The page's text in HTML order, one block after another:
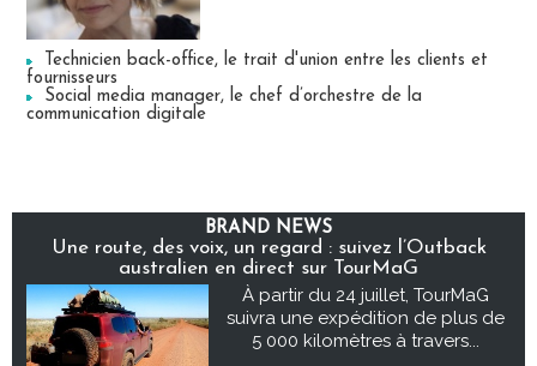
Technicien back-office, le trait d'union entre les clients et
fournisseurs
Social media manager, le chef d’orchestre de la
communication digitale
BRAND NEWS
Une route, des voix, un regard : suivez l’Outback
australien en direct sur TourMaG
À partir du 24 juillet, TourMaG
suivra une expédition de plus de
5 000 kilomètres à travers...